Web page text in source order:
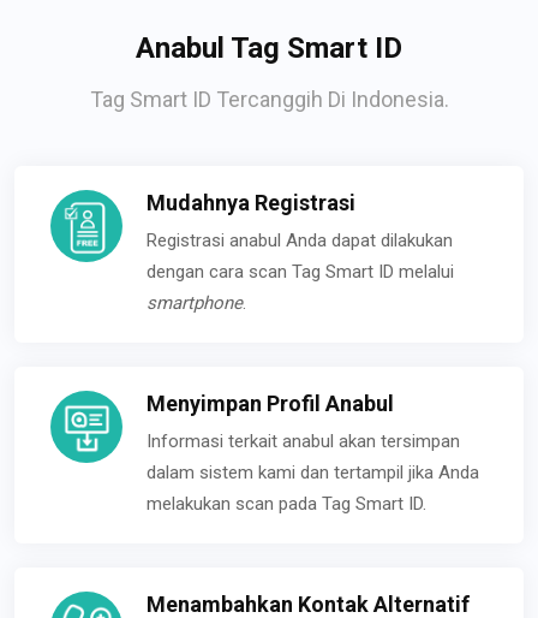
Anabul Tag Smart ID
Tag Smart ID Tercanggih Di Indonesia.
Mudahnya Registrasi
Registrasi anabul Anda dapat dilakukan
dengan cara scan Tag Smart ID melalui
smartphone.
Menyimpan Profil Anabul
Informasi terkait anabul akan tersimpan
dalam sistem kami dan tertampil jika Anda
melakukan scan pada Tag Smart ID.
Menambahkan Kontak Alternatif